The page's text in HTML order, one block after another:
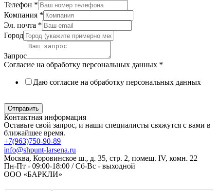
Телефон *
Компания *
Эл. почта *
Город
Запрос
Согласие на обработку персональных данных *
Даю согласие на обработку персональных данных
Отправить
Контактная информация
Оставьте свой запрос, и наши специалисты свяжутся с вами в
ближайшее время.
+7(963)750-90-89
info@shpunt-larsena.ru
Москва, Коровинское ш., д. 35, стр. 2, помещ. IV, комн. 22
Пн-Пт - 09:00-18:00 / Сб-Вс - выходной
ООО «БАРКЛИ»